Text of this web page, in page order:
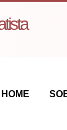
HOME